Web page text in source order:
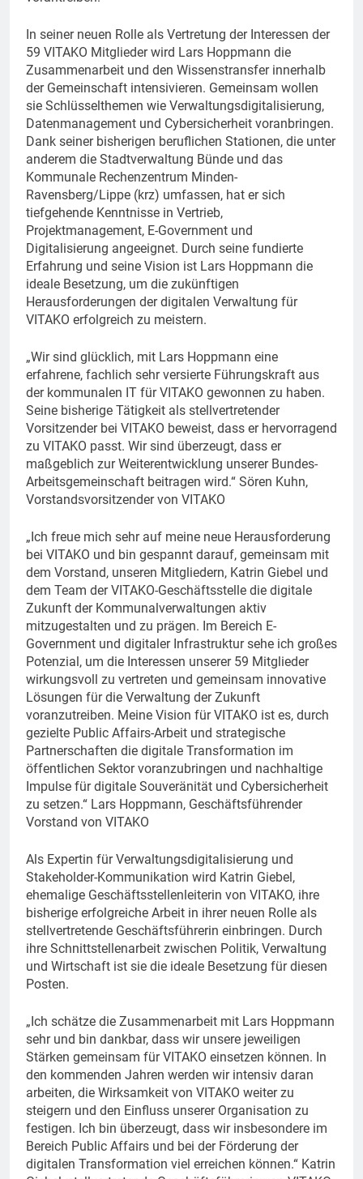
In seiner neuen Rolle als Vertretung der Interessen der
59 VITAKO Mitglieder wird Lars Hoppmann die
Zusammenarbeit und den Wissenstransfer innerhalb
der Gemeinschaft intensivieren. Gemeinsam wollen
sie Schlüsselthemen wie Verwaltungsdigitalisierung,
Datenmanagement und Cybersicherheit voranbringen.
Dank seiner bisherigen beruflichen Stationen, die unter
anderem die Stadtverwaltung Bünde und das
Kommunale Rechenzentrum Minden-
Ravensberg/Lippe (krz) umfassen, hat er sich
tiefgehende Kenntnisse in Vertrieb,
Projektmanagement, E-Government und
Digitalisierung angeeignet. Durch seine fundierte
Erfahrung und seine Vision ist Lars Hoppmann die
ideale Besetzung, um die zukünftigen
Herausforderungen der digitalen Verwaltung für
VITAKO erfolgreich zu meistern.
„Wir sind glücklich, mit Lars Hoppmann eine
erfahrene, fachlich sehr versierte Führungskraft aus
der kommunalen IT für VITAKO gewonnen zu haben.
Seine bisherige Tätigkeit als stellvertretender
Vorsitzender bei VITAKO beweist, dass er hervorragend
zu VITAKO passt. Wir sind überzeugt, dass er
maßgeblich zur Weiterentwicklung unserer Bundes-
Arbeitsgemeinschaft beitragen wird.“ Sören Kuhn,
Vorstandsvorsitzender von VITAKO
„Ich freue mich sehr auf meine neue Herausforderung
bei VITAKO und bin gespannt darauf, gemeinsam mit
dem Vorstand, unseren Mitgliedern, Katrin Giebel und
dem Team der VITAKO-Geschäftsstelle die digitale
Zukunft der Kommunalverwaltungen aktiv
mitzugestalten und zu prägen. Im Bereich E-
Government und digitaler Infrastruktur sehe ich großes
Potenzial, um die Interessen unserer 59 Mitglieder
wirkungsvoll zu vertreten und gemeinsam innovative
Lösungen für die Verwaltung der Zukunft
voranzutreiben. Meine Vision für VITAKO ist es, durch
gezielte Public Affairs-Arbeit und strategische
Partnerschaften die digitale Transformation im
öffentlichen Sektor voranzubringen und nachhaltige
Impulse für digitale Souveränität und Cybersicherheit
zu setzen.“ Lars Hoppmann, Geschäftsführender
Vorstand von VITAKO
Als Expertin für Verwaltungsdigitalisierung und
Stakeholder-Kommunikation wird Katrin Giebel,
ehemalige Geschäftsstellenleiterin von VITAKO, ihre
bisherige erfolgreiche Arbeit in ihrer neuen Rolle als
stellvertretende Geschäftsführerin einbringen. Durch
ihre Schnittstellenarbeit zwischen Politik, Verwaltung
und Wirtschaft ist sie die ideale Besetzung für diesen
Posten.
„Ich schätze die Zusammenarbeit mit Lars Hoppmann
sehr und bin dankbar, dass wir unsere jeweiligen
Stärken gemeinsam für VITAKO einsetzen können. In
den kommenden Jahren werden wir intensiv daran
arbeiten, die Wirksamkeit von VITAKO weiter zu
steigern und den Einfluss unserer Organisation zu
festigen. Ich bin überzeugt, dass wir insbesondere im
Bereich Public Affairs und bei der Förderung der
digitalen Transformation viel erreichen können.“ Katrin